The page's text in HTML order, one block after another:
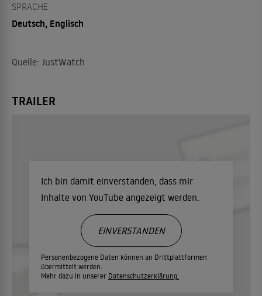
SPRACHE
Deutsch, Englisch
Quelle: JustWatch
TRAILER
Ich bin damit einverstanden, dass mir
Inhalte von YouTube angezeigt werden.
Personenbezogene Daten können an Drittplattformen
übermittelt werden.
Mehr dazu in unserer Datenschutzerklärung.
EINVERSTANDEN